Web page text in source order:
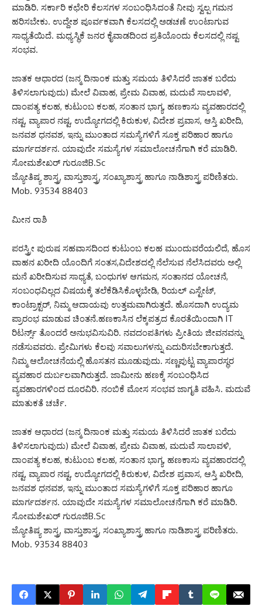
ಮಾಡಿರಿ. ಸರ್ಕಾರಿ ಕಛೇರಿ ಕೆಲಸಗಳ ಸಂಬಂಧಿಸಿದಂತೆ ನೀವು ಸ್ವಲ್ಪ ಗಮನ
ಹರಿಸಬೇಕು. ಉದ್ದೇಶ ಪೂರ್ವಕವಾಗಿ ಕೆಲಸದಲ್ಲಿ ಅಡಚಣೆ ಉಂಟಾಗುವ
ಸಾಧ್ಯತೆಯಿದೆ. ಮಧ್ಯಸ್ಥಿಕೆ ಜನರ ಕೈವಾಡದಿಂದ ಪ್ರತಿಯೊಂದು ಕೆಲಸದಲ್ಲಿ ನಷ್ಟ
ಸಂಭವ.
ಜಾತಕ ಆಧಾರದ (ಜನ್ಮ ದಿನಾಂಕ ಮತ್ತು ಸಮಯ ತಿಳಿಸಿದರೆ ಜಾತಕ ಬರೆದು
ತಿಳಿಸಲಾಗುವುದು) ಮೇಲೆ ವಿವಾಹ, ಪ್ರೇಮ ವಿವಾಹ, ಮದುವೆ ಸಾಲಾವಳಿ,
ದಾಂಪತ್ಯ ಕಲಹ, ಕುಟುಂಬ ಕಲಹ, ಸಂತಾನ ಭಾಗ್ಯ, ಹಣಕಾಸು ವ್ಯವಹಾರದಲ್ಲಿ
ನಷ್ಟ, ವ್ಯಾಪಾರ ನಷ್ಟ, ಉದ್ಯೋಗದಲ್ಲಿ ಕಿರುಕುಳ, ವಿದೇಶ ಪ್ರವಾಸ, ಆಸ್ತಿ ಖರೀದಿ,
ಜನವಶ ಧನವಶ, ಇನ್ನು ಮುಂತಾದ ಸಮಸ್ಯೆಗಳಿಗೆ ಸೂಕ್ತ ಪರಿಹಾರ ಹಾಗೂ
ಮಾರ್ಗದರ್ಶನ. ಯಾವುದೇ ಸಮಸ್ಯೆಗಳ ಸಮಾಲೋಚನೆಗಾಗಿ ಕರೆ ಮಾಡಿರಿ.
ಸೋಮಶೇಖರ್ ಗುರೂಜಿB.Sc
ಜ್ಯೋತಿಷ್ಯ ಶಾಸ್ತ್ರ, ವಾಸ್ತುಶಾಸ್ತ್ರ, ಸಂಖ್ಯಾಶಾಸ್ತ್ರ ಹಾಗೂ ನಾಡಿಶಾಸ್ತ್ರ ಪರಿಣಿತರು.
Mob. 93534 88403
ಮೀನ ರಾಶಿ
ಪರಸ್ತ್ರೀ ಪುರುಷ ಸಹವಾಸದಿಂದ ಕುಟುಂಬ ಕಲಹ ಮುಂದುವರೆಯಲಿದೆ, ಹೊಸ
ವಾಹನ ಖರೀದಿ ಯೊಂದಿಗೆ ಸಂತಸ,ವಿದೇಶದಲ್ಲಿ ನೆಲೆಸುವ ನೆಲೆಸಿದವರು ಅಲ್ಲಿ
ಮನೆ ಖರೀದಿಸುವ ಸಾಧ್ಯತೆ, ಬಂಧುಗಳ ಆಗಮನ, ಸಂತಾನದ ಯೋಚನೆ,
ಸಂಬಂಧವಿಲ್ಲದ ವಿಷಯಕ್ಕೆ ತಲೆಕೆಡಿಸಿಕೊಳ್ಳಬೇಡಿ, ರಿಯಲ್ ಎಸ್ಟೇಟ್,
ಕಾಂಟ್ರಾಕ್ಟರ್, ನಿಮ್ಮ ಆದಾಯವು ಉತ್ತಮವಾಗಿರುತ್ತದೆ. ಹೊಸದಾಗಿ ಉದ್ಯಮ
ಪ್ರಾರಂಭ ಮಾಡುವ ಚಿಂತನೆ.ಹಣಕಾಸಿನ ಲೆಕ್ಕಪತ್ರದ ಕೊರತೆಯಿಂದಾಗಿ IT
ರಿಟರ್ನ್ಸ್ ತೊಂದರೆ ಅನುಭವಿಸುವಿರಿ. ನವದಂಪತಿಗಳು ಪ್ರೀತಿಯ ಜೀವನವನ್ನು
ನಡೆಸುವವರು. ಪ್ರೇಮಿಗಳು ಕೆಲವು ಸವಾಲುಗಳನ್ನು ಎದುರಿಸಬೇಕಾಗುತ್ತದೆ.
ನಿಮ್ಮ ಆಲೋಚನೆಯಲ್ಲಿ ಹೊಸತನ ಮೂಡುವುದು. ಸಣ್ಣಪುಟ್ಟ ವ್ಯಾಪಾರಸ್ಥರ
ವ್ಯವಹಾರ ದುರ್ಬಲವಾಗಿರುತ್ತದೆ. ಜಾಮೀನು ಹಣಕ್ಕೆ ಸಂಬಂಧಿಸಿದ
ವ್ಯವಹಾರಗಳಿಂದ ದೂರವಿರಿ. ನಂಬಿಕೆ ಮೋಸ ಸಂಭವ ಜಾಗೃತಿ ವಹಿಸಿ. ಮದುವೆ
ಮಾತುಕತೆ ಚರ್ಚೆ.
ಜಾತಕ ಆಧಾರದ (ಜನ್ಮ ದಿನಾಂಕ ಮತ್ತು ಸಮಯ ತಿಳಿಸಿದರೆ ಜಾತಕ ಬರೆದು
ತಿಳಿಸಲಾಗುವುದು) ಮೇಲೆ ವಿವಾಹ, ಪ್ರೇಮ ವಿವಾಹ, ಮದುವೆ ಸಾಲಾವಳಿ,
ದಾಂಪತ್ಯ ಕಲಹ, ಕುಟುಂಬ ಕಲಹ, ಸಂತಾನ ಭಾಗ್ಯ, ಹಣಕಾಸು ವ್ಯವಹಾರದಲ್ಲಿ
ನಷ್ಟ, ವ್ಯಾಪಾರ ನಷ್ಟ, ಉದ್ಯೋಗದಲ್ಲಿ ಕಿರುಕುಳ, ವಿದೇಶ ಪ್ರವಾಸ, ಆಸ್ತಿ ಖರೀದಿ,
ಜನವಶ ಧನವಶ, ಇನ್ನು ಮುಂತಾದ ಸಮಸ್ಯೆಗಳಿಗೆ ಸೂಕ್ತ ಪರಿಹಾರ ಹಾಗೂ
ಮಾರ್ಗದರ್ಶನ. ಯಾವುದೇ ಸಮಸ್ಯೆಗಳ ಸಮಾಲೋಚನೆಗಾಗಿ ಕರೆ ಮಾಡಿರಿ.
ಸೋಮಶೇಖರ್ ಗುರೂಜಿB.Sc
ಜ್ಯೋತಿಷ್ಯ ಶಾಸ್ತ್ರ, ವಾಸ್ತುಶಾಸ್ತ್ರ, ಸಂಖ್ಯಾಶಾಸ್ತ್ರ ಹಾಗೂ ನಾಡಿಶಾಸ್ತ್ರ ಪರಿಣಿತರು.
Mob. 93534 88403